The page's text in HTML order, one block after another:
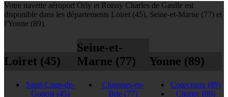
Votre navette aéroport Orly et Roissy Charles de Gaulle est
disponible dans les départements Loiret (45), Seine-et-Marne (77) et
l'Yonne (89).
Loiret (45)
Saint-Loup-de-
Gonois(45)
Seine-et-
Marne (77)
Chaumes-en-
Brie(77)
Yonne (89)
Courceaux (89)
Charny (89)